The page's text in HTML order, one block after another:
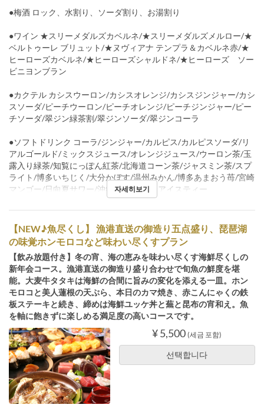
●梅酒 ロック、水割り、ソーダ割り、お湯割り
●ワイン ★スリーメダルズカベルネ/★スリーメダルズメルロー/★
ベルトゥーレ ブリュット/★ヌヴィアナ テンプラ＆カベルネ赤/★
ヒーローズカベルネ/★ヒーローズシャルドネ/★ヒーローズ ソー
ビニヨンブラン
●カクテル カシスウーロン/カシスオレンジ/カシスジンジャー/カシ
スソーダ/ピーチウーロン/ピーチオレンジ/ピーチジンジャー/ピー
チソーダ/翠ジン緑茶割/翠ジンソーダ/翠ジンコーラ
●ソフトドリンク コーラ/ジンジャー/カルピス/カルピスソーダ/リ
アルゴールド/ミックスジュース/オレンジジュース/ウーロン茶/玉
露入り緑茶/知覧にっぽん紅茶/北海道コーン茶/ジャスミン茶/スプ
ライト/博多いちじく/大分かぼす/温州みかん/博多あまおう苺/宮崎
マンゴー/日向夏サワー/沖縄パイン/南国アイスティー
자세히보기
【NEW♪魚尽くし】 漁港直送の御造り五点盛り、琵琶湖
の味覚ホンモロコなど味わい尽くすプラン
【飲み放題付き】冬の宵、海の恵みを味わい尽くす海鮮尽くしの
新年会コース。漁港直送の御造り盛り合わせで旬魚の鮮度を堪
能。大麦牛タタキは海鮮の合間に旨みの変化を添える一皿。ホン
モロコと美人蓮根の天ぷら、本日のカマ焼き、赤こんにゃくの鉄
板ステーキと続き、締めは海鮮ユッケ丼と蕪と昆布の宵和え。魚
を軸に飽きずに楽しめる満足度の高いコースです。
¥ 5,500 (세금 포함)
선택합니다